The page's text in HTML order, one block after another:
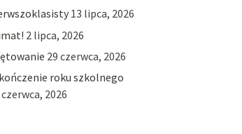
13 lipca, 2026
2 lipca, 2026
29 czerwca, 2026
roku szkolnego
czerwca, 2026